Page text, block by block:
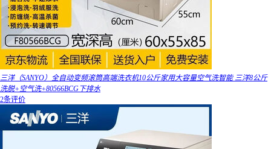
三洋（SANYO）全自动变频滚筒高端洗衣机10公斤家用大容量空气洗智能 三洋8公斤
洗脱+空气洗+80566BCG下排水
2条评价